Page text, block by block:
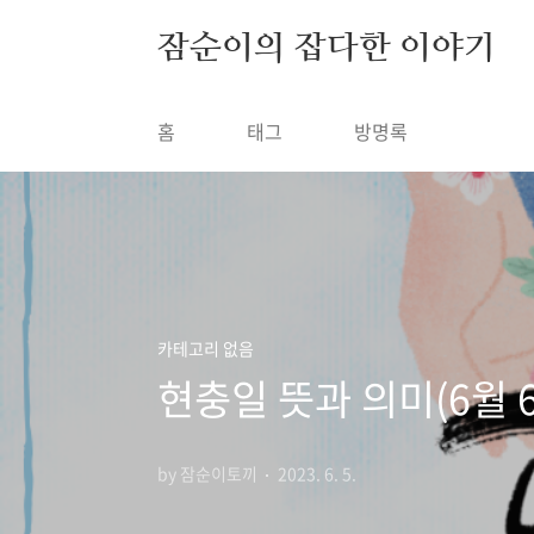
잠순이의 잡다한 이야기
홈 태그 방명록
카테고리 없음
현충일 뜻과 의미(6월
by 잠순이토끼 2023. 6. 5.